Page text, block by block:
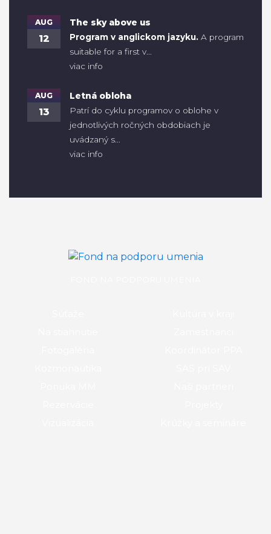
AUG
12
The sky above us
Program v anglickom jazyku. A program
suitable for a first v...
viac info
AUG
13
Letná obloha
Patrí do cyklu programov o oblohe v
jednotlivých ročných obdobiach je
uvádzaný s...
viac info